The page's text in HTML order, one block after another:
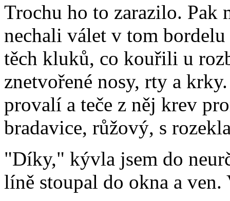
Trochu ho to zarazilo.
nechali válet v tom
těch kluků, co kouřili u
znetvořené nosy, rty a
provalí a teče z něj krev
bradavice, růžový, s
"Díky," kývla jsem do
líně stoupal do okna a